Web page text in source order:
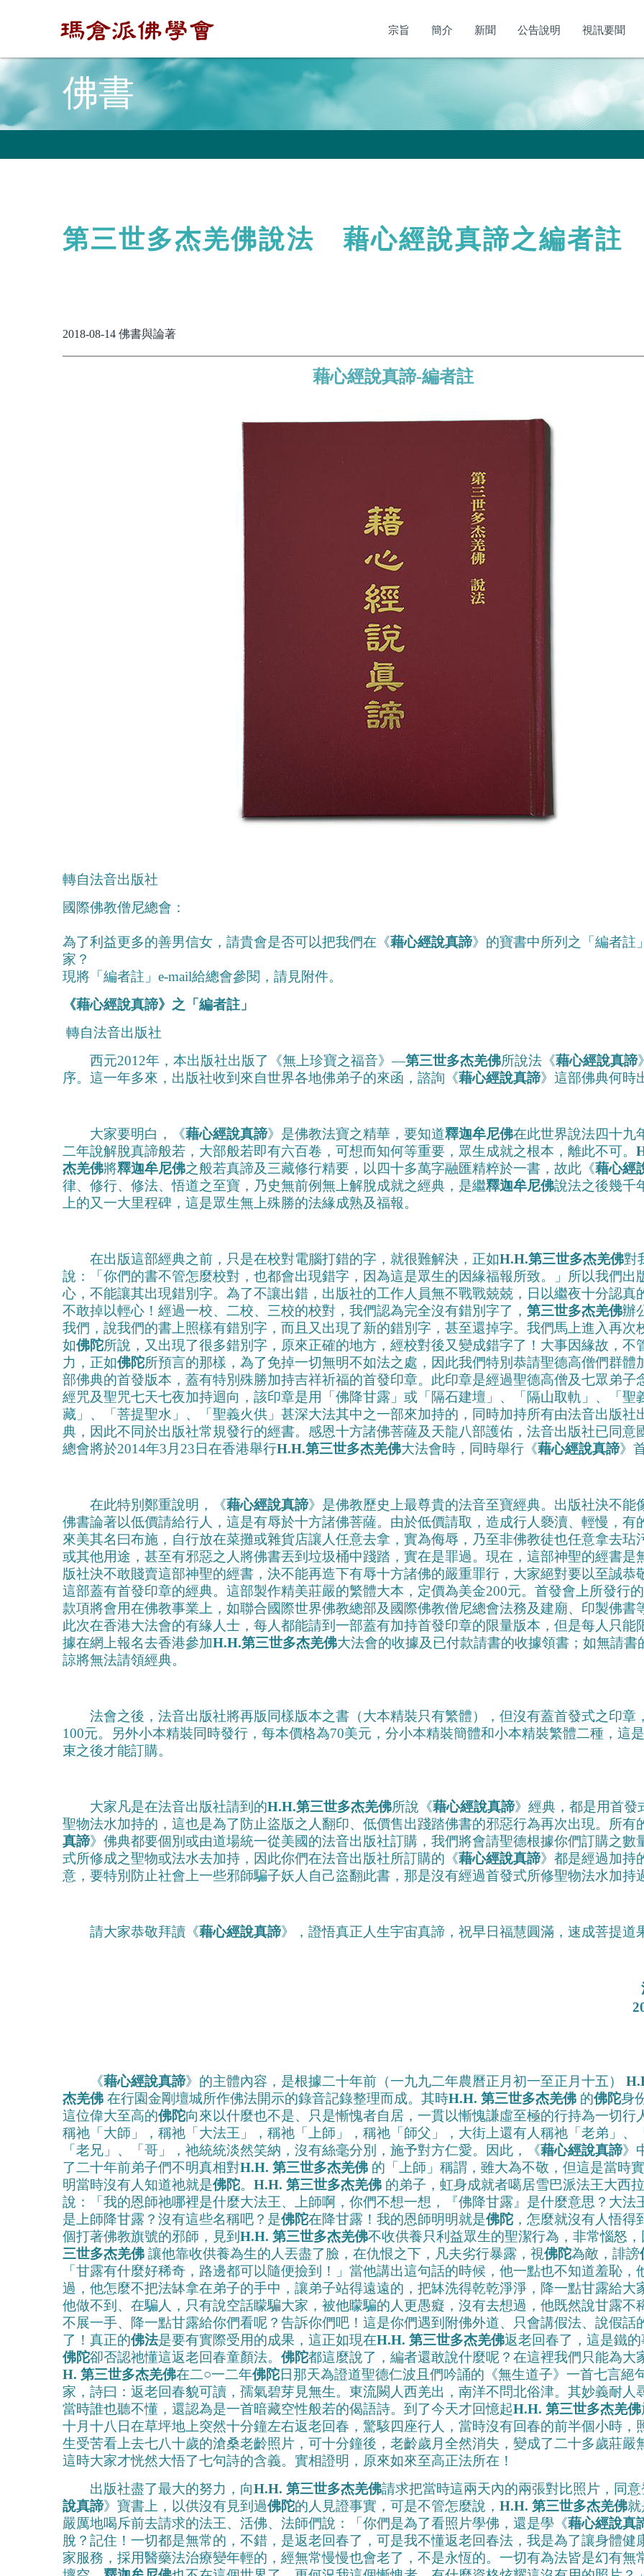
宗旨 簡介 新聞 公告說明 視訊要聞
佛書
第三世多杰羌佛說法 藉心經說真諦之編者註
2018-08-14 佛書與論著
藉心經說真諦-編者註
轉自法音出版社
國際佛教僧尼總會：
為了利益更多的善男信女，請貴會是否可以把我們在《藉心經說真諦》的寶書中所列之「編者註
家？
現將「編者註」e-mail給總會參閱，請見附件。
《藉心經說真諦》之「編者註」
轉自法音出版社
西元2012年，本出版社出版了《無上珍寶之福音》—第三世多杰羌佛所說法《藉心經說真諦
序。這一年多來，出版社收到來自世界各地佛弟子的來函，諮詢《藉心經說真諦》這部佛典何時
大家要明白，《藉心經說真諦》是佛教法寶之精華，要知道釋迦牟尼佛在此世界說法四十九
二年說解脫真諦般若，大部般若即有六百卷，可想而知何等重要，眾生成就之根本，離此不可。
杰羌佛將釋迦牟尼佛之般若真諦及三藏修行精要，以四十多萬字融匯精粹於一書，故此《藉心經
律、修行、修法、悟道之至寶，乃史無前例無上解脫成就之經典，是繼釋迦牟尼佛說法之後幾千
上的又一大里程碑，這是眾生無上殊勝的法緣成熟及福報。
在出版這部經典之前，只是在校對電腦打錯的字，就很難解決，正如H.H.第三世多杰羌佛對
說：「你們的書不管怎麼校對，也都會出現錯字，因為這是眾生的因緣福報所致。」所以我們出
心，不能讓其出現錯別字。為了不讓出錯，出版社的工作人員無不戰戰兢兢，日以繼夜十分認真
不敢掉以輕心！經過一校、二校、三校的校對，我們認為完全沒有錯別字了， 第三世多杰羌佛辦
我們，說我們的書上照樣有錯別字，而且又出現了新的錯別字，甚至還掉字。我們馬上進入再次
如佛陀所說，又出現了很多錯別字，原來正確的地方，經校對後又變成錯字了！大事因緣故，不
力，正如佛陀所預言的那樣，為了免掉一切無明不如法之處，因此我們特別恭請聖德高僧們群體
部佛典的首發版本，蓋有特別殊勝加持吉祥祈福的首發印章。此印章是經過聖德高僧及七眾弟子
經咒及聖咒七天七夜加持迴向，該印章是用「佛降甘露」或「隔石建壇」、「隔山取軌」、「聖
藏」、「菩提聖水」、「聖義火供」甚深大法其中之一部來加持的，同時加持所有由法音出版社
典，因此不同於出版社常規發行的經書。感恩十方諸佛菩薩及天龍八部護佑，法音出版社已同意
總會將於2014年3月23日在香港舉行H.H.第三世多杰羌佛大法會時，同時舉行《藉心經說真諦》
在此特別鄭重說明，《藉心經說真諦》是佛教歷史上最尊貴的法音至寶經典。出版社決不能
佛書論著以低價請給行人，這是有辱於十方諸佛菩薩。由於低價請取，造成行人褻瀆、輕慢，有
來美其名曰布施，自行放在菜攤或雜貨店讓人任意去拿，實為侮辱，乃至非佛教徒也任意拿去玷
或其他用途，甚至有邪惡之人將佛書丟到垃圾桶中踐踏，實在是罪過。現在，這部神聖的經書是
版社決不敢賤賣這部神聖的經書，決不能再造下有辱十方諸佛的嚴重罪行，大家絕對要以至誠恭
這部蓋有首發印章的經典。這部製作精美莊嚴的繁體大本，定價為美金200元。首發會上所發行
款項將會用在佛教事業上，如聯合國際世界佛教總部及國際佛教僧尼總會法務及建廟、印製佛書
此次在香港大法會的有緣人士，每人都能請到一部蓋有加持首發印章的限量版本，但是每人只能
據在網上報名去香港參加H.H.第三世多杰羌佛大法會的收據及已付款請書的收據領書；如無請書
諒將無法請領經典。
法會之後，法音出版社將再版同樣版本之書（大本精裝只有繁體），但沒有蓋首發式之印章
100元。另外小本精裝同時發行，每本價格為70美元，分小本精裝簡體和小本精裝繁體二種，這
束之後才能訂購。
大家凡是在法音出版社請到的H.H.第三世多杰羌佛所說《藉心經說真諦》經典，都是用首發
聖物法水加持的，這也是為了防止盜版之人翻印、低價售出踐踏佛書的邪惡行為再次出現。所有
真諦》佛典都要個別或由道場統一從美國的法音出版社訂購，我們將會請聖德根據你們訂購之數
式所修成之聖物或法水去加持，因此你們在法音出版社所訂購的《藉心經說真諦》都是經過加持
意，要特別防止社會上一些邪師騙子妖人自己盜翻此書，那是沒有經過首發式所修聖物法水加持
請大家恭敬拜讀《藉心經說真諦》，證悟真正人生宇宙真諦，祝早日福慧圓滿，速成菩提道
《藉心經說真諦》的主體內容，是根據二十年前（一九九二年農曆正月初一至正月十五）
杰羌佛 在行園金剛壇城所作佛法開示的錄音記錄整理而成。其時H.H. 第三世多杰羌佛 的佛陀身
這位偉大至高的佛陀向來以什麼也不是、只是慚愧者自居，一貫以慚愧謙虛至極的行持為一切行
稱祂「大師」，稱祂「大法王」，稱祂「上師」，稱祂「師父」，大街上還有人稱祂「老弟」、
「老兄」、「哥」，祂統統淡然笑納，沒有絲毫分別，施予對方仁愛。因此，《藉心經說真諦》
了二十年前弟子們不明真相對H.H. 第三世多杰羌佛 的「上師」稱謂，雖大為不敬，但這是當時
明當時沒有人知道祂就是佛陀。 H.H. 第三世多杰羌佛 的弟子，虹身成就者噶居雪巴派法王大西
說：「我的恩師祂哪裡是什麼大法王、上師啊，你們不想一想，『佛降甘露』是什麼意思？大法
是上師降甘露？沒有這些名稱吧？是佛陀在降甘露！我的恩師明明就是佛陀 ，怎麼就沒有人悟得
個打著佛教旗號的邪師，見到 H.H. 第三世多杰羌佛不收供養只利益眾生的聖潔行為，非常惱怒，
三世多杰羌佛 讓他靠收供養為生的人丟盡了臉，在仇恨之下，凡夫劣行暴露，視佛陀為敵，誹謗
「甘露有什麼好稀奇，路邊都可以隨便撿到！」當他講出這句話的時候，他一點也不知道羞恥，
過，他怎麼不把法缽拿在弟子的手中，讓弟子站得遠遠的，把缽洗得乾乾淨淨，降一點甘露給大
他做不到、在騙人，只有說空話矇騙大家，被他矇騙的人更愚癡，沒有去想過，他既然說甘露不
不展一手、降一點甘露給你們看呢？告訴你們吧！這是你們遇到附佛外道、只會講假法、說假話
了！真正的佛法是要有實際受用的成果，這正如現在H.H. 第三世多杰羌佛返老回春了，這是鐵
佛陀卻否認祂懂這返老回春童顏法。 佛陀都這麼說了，編者還敢說什麼呢？在這裡我們只能為大
H. 第三世多杰羌佛在二○一二年佛陀日那天為證道聖德仁波且們吟誦的《無生道子》一首七言絕
家，詩曰：返老回春貌可讀，孺氣碧芽見無生。東流闕人西羌出，南洋不問北俗津。其妙義耐人
當時誰也聽不懂，還認為是一首暗藏空性般若的偈語詩。到了今天才回憶起H.H. 第三世多杰羌佛
十月十八日在草坪地上突然十分鐘左右返老回春，驚駭四座行人，當時沒有回春的前半個小時，
生受苦看上去七八十歲的滄桑老齡照片，可十分鐘後，老齡歲月全然消失，變成了二十多歲莊嚴
這時大家才恍然大悟了七句詩的含義。實相證明，原來如來至高正法所在！
出版社盡了最大的努力，向H.H. 第三世多杰羌佛請求把當時這兩天內的兩張對比照片，同意
說真諦》寶書上，以供沒有見到過佛陀的人見證事實，可是不管怎麼說， H.H. 第三世多杰羌佛
嚴厲地喝斥前去請求的法王、活佛、法師們說：「你們是為了看照片學佛，還是學《藉心經說真
脫？記住！一切都是無常的，不錯，是返老回春了，可是我不懂返老回春法，我是為了讓身體健
家服務，採用醫藥法治療變年輕的，經無常慢慢也會老了，不是永恆的。一切有為法皆是幻有無